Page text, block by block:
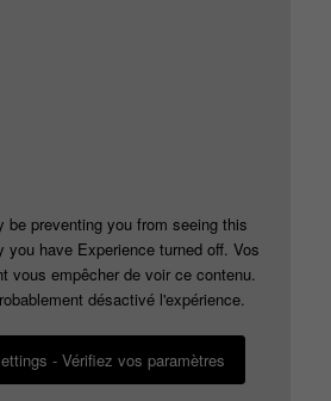
be preventing you from seeing this
have Experience turned off. Vos
vous empêcher de voir ce contenu.
désactivé l'expérience.
- Vérifiez vos paramètres